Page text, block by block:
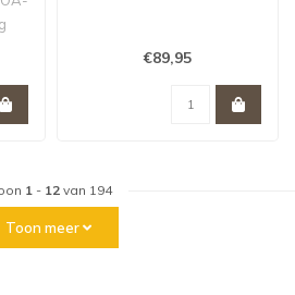
€89,95
1 - 12 van 194
Toon meer